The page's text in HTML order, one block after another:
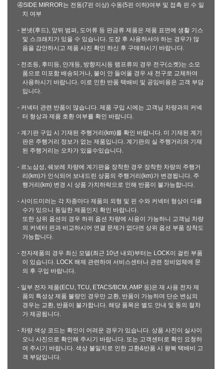
④SIDE MIRROR는 전동(7핀 이상) 수동(5핀 이하)여부 및 접촉 핀 수 일
치 여부
- 본넷(후드), 앞뒤 범퍼, 도어류 등 판금류 제품은 제품 표면에 생활 기스
및 스크래치가 있을 수 있습니다. 도장 후 사용하셔야 하는 경우가 많
음을 감안하시고 제품 사진 확인 하신 후 구매하시기 바랍니다.
- 전조등, 후미등, 안개등, 방향지시등 램프류의 경우 전구(소켓)는 소모
품으로 미포함 배송되거나, 불이 안 들어올 경우 새 전구로 교체하여
사용하시기 바랍니다. 이로 인한 반품 택배비 및 공임비용은 고객 부담
입니다.
- 커넥터 관련 반품이 많습니다. 제품 구입 시에는 고객님 차량과의 커넥
터 형상과 제품 호환 여부를 확인 바랍니다.
- 계기판 구입 시 기재된 주행거리(km)를 확인 바랍니다. 미 기재된 계기
판은 주행거리 정보가 없는 제품입니다. 계기판의 실 주행거리와 기재
된 주행거리는 오차가 있을수있습니다.
- 르노삼성, 쉐보레 차량에 계기판을 장착한 경우 장착한 차량의 주행거
리(km)가 인식되어 보내드린 상품의 주행거리(km)가 변경됩니다. 주
행거리(km) 변경 시 상품 가치하락으로 인해 반품이 불가능합니다.
- 사이드미러는 각 차종마다 제품의 외형 및 핀 수와 커넥터 형상이 다를
수가 있으니 동일한 제품인지 확인 바랍니다.
또한 상위 옵션의 경우 하위 옵션 차량에 사용이 가능하니 고객님 차량
의 커넥터 핀과 비교하시어 연결 문제가 없다면 상위 옵션 부품 장착도
가능합니다.
- 전자제품의 경우 최신 모델(최근 10년 내외)부터는 LOCK이 걸린 부품
이 있습니다. LOCK 해제 관련하여 서비스센터나 관련 정비업체에 문
의 후 구입 바랍니다.
- 일부 전자 제품(ECU, TCU, ETACS/BCM, AMP 등)은 재 사용 전자 제
품의 특성상 제품 불량인 경우만 교환, 반품이 가능하며 단순 변심의
경우는 교환, 반품이 불가합니다. 해당 품목은 별도 안내 및 동의 절차
가 제공됩니다.
- 차량 색상 코드는 확인이 어려운 경우가 있습니다. 상품 사진이 실사이
오니 사진으로 확인해 주시기 바랍니다. 또는 고객센터로 확인 요청하
여 주시기 바랍니다. 색상 불일치로 인한 교환&반품 시 왕복 택배비 고
객 부담입니다.